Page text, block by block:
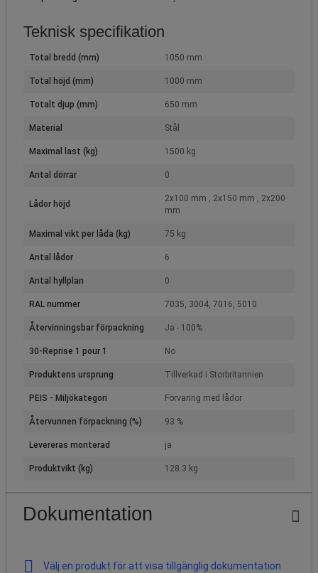
Teknisk specifikation
Total bredd (mm) 1050 mm
Total höjd (mm) 1000 mm
Totalt djup (mm) 650 mm
Material Stål
Maximal last (kg) 1500 kg
Antal dörrar 0
Lådor höjd
2x100 mm , 2x150 mm , 2x200
mm
Maximal vikt per låda (kg) 75 kg
Antal lådor 6
Antal hyllplan 0
RAL nummer 7035, 3004, 7016, 5010
Återvinningsbar förpackning Ja - 100%
30-Reprise 1 pour 1 No
Produktens ursprung Tillverkad i Storbritannien
PEIS - Miljökategori Förvaring med lådor
Återvunnen förpackning (%) 93 %
Levereras monterad ja
Produktvikt (kg) 128.3 kg
Dokumentation
Välj en produkt för att visa tillgänglig dokumentation